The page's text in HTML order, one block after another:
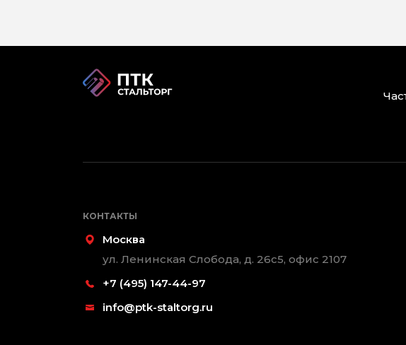
КОНТАКТЫ
Москва
ул. Ленинская Слобода, д. 26с5, офис 2107
+7 (495) 147-44-97
info@ptk-staltorg.ru